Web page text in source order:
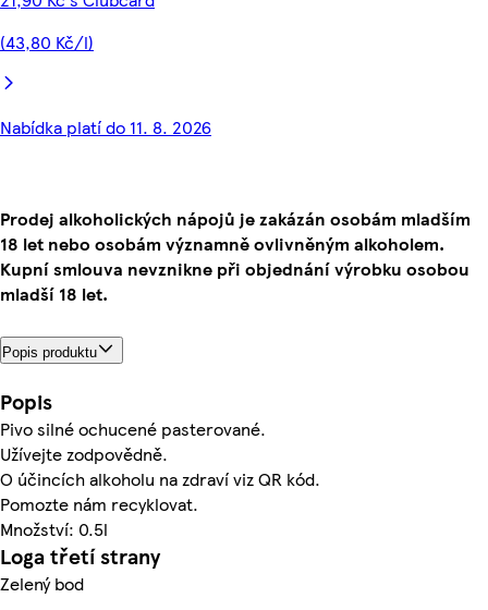
(43,80 Kč/l)
Nabídka platí do 11. 8. 2026
Prodej alkoholických nápojů je zakázán osobám mladším
18 let nebo osobám významně ovlivněným alkoholem.
Kupní smlouva nevznikne při objednání výrobku osobou
mladší 18 let.
Popis produktu
Popis
Pivo silné ochucené pasterované.
Užívejte zodpovědně.
O účincích alkoholu na zdraví viz QR kód.
Pomozte nám recyklovat.
Množství: 0.5l
Loga třetí strany
Zelený bod